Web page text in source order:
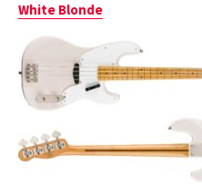
White Blonde